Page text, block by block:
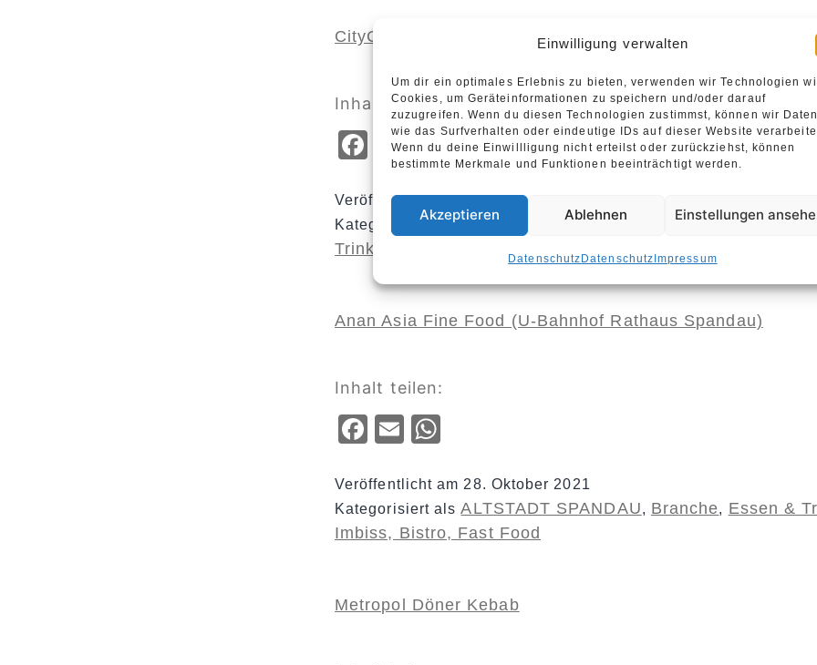
Einwilligung verwalten
Um dir ein optimales Erlebnis zu bieten, verwenden wir Technologien
Cookies, um Geräteinformationen zu speichern und/oder darauf
zuzugreifen. Wenn du diesen Technologien zustimmst, können wir Daten
wie das Surfverhalten oder eindeutige IDs auf dieser Website
Wenn du deine Einwillligung nicht erteilst oder zurückziehst, können
bestimmte Merkmale und Funktionen beeinträchtigt werden.
Akzeptieren Ablehnen Einstellungen
DatenschutzDatenschutzImpressum
CityChicken – Das Original seit 1996
Inhalt teilen:
Facebook
EmailWhatsApp
Veröffentlicht am27. Juli 2022
Kategorisiert alsAllgemein ALTSTADT SPANDAU,Branche
Trinken
Anan Asia Fine Food (U-Bahnhof Rathaus Spandau)
Inhalt teilen:
Facebook
Email
Veröffentlicht am 28. Oktober 2021
Kategorisiert alsALTSTADT SPANDAU, Branche, Essen &
Imbiss, Bistro, Fast Food
Metropol Döner Kebab